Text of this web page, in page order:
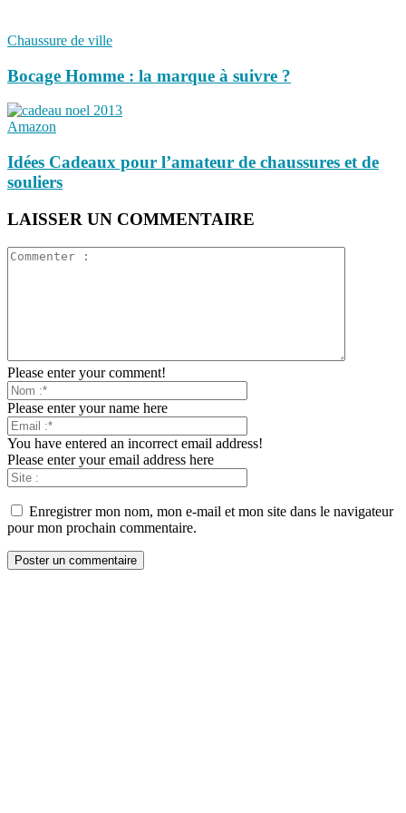
Chaussure de ville
Bocage Homme : la marque à suivre ?
Amazon
Idées Cadeaux pour l’amateur de chaussures et de
souliers
LAISSER UN COMMENTAIRE
Please enter your comment!
Please enter your name here
You have entered an incorrect email address!
Please enter your email address here
Enregistrer mon nom, mon e-mail et mon site dans le navigateur
pour mon prochain commentaire.